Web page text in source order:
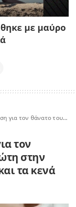
με μαύρο
στην Αμαλιάδα – Οι αντιφάσεις και τα κενά
τον
στην
τα κενά